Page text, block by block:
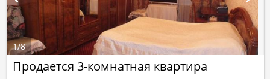
Продается 3-комнатная квартира
1/8